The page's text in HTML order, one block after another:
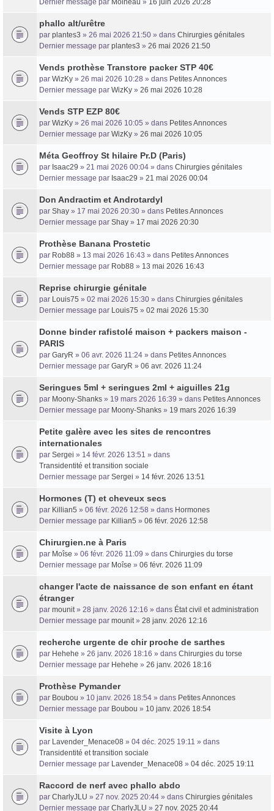
Dernier message par Moineau » 16 juin 2026 20:28
phallo alt/urêtre
par plantes3 » 26 mai 2026 21:50 » dans Chirurgies génitales
Dernier message par plantes3 » 26 mai 2026 21:50
Vends prothèse Transtore packer STP 40€
par WizKy » 26 mai 2026 10:28 » dans Petites Annonces
Dernier message par WizKy » 26 mai 2026 10:28
Vends STP EZP 80€
par WizKy » 26 mai 2026 10:05 » dans Petites Annonces
Dernier message par WizKy » 26 mai 2026 10:05
Méta Geoffroy St hilaire Pr.D (Paris)
par Isaac29 » 21 mai 2026 00:04 » dans Chirurgies génitales
Dernier message par Isaac29 » 21 mai 2026 00:04
Don Andractim et Androtardyl
par Shay » 17 mai 2026 20:30 » dans Petites Annonces
Dernier message par Shay » 17 mai 2026 20:30
Prothèse Banana Prostetic
par Rob88 » 13 mai 2026 16:43 » dans Petites Annonces
Dernier message par Rob88 » 13 mai 2026 16:43
Reprise chirurgie génitale
par Louis75 » 02 mai 2026 15:30 » dans Chirurgies génitales
Dernier message par Louis75 » 02 mai 2026 15:30
Donne binder rafistolé maison + packers maison -
PARIS
par GaryR » 06 avr. 2026 11:24 » dans Petites Annonces
Dernier message par GaryR » 06 avr. 2026 11:24
Seringues 5ml + seringues 2ml + aiguilles 21g
par Moony-Shanks » 19 mars 2026 16:39 » dans Petites Annonces
Dernier message par Moony-Shanks » 19 mars 2026 16:39
Petite galère avec les sites de rencontres
internationales
par Sergei » 14 févr. 2026 13:51 » dans
Transidentité et transition sociale
Dernier message par Sergei » 14 févr. 2026 13:51
Hormones (T) et cheveux secs
par Killian5 » 06 févr. 2026 12:58 » dans Hormones
Dernier message par Killian5 » 06 févr. 2026 12:58
Chirurgien.ne à Paris
par Moîse » 06 févr. 2026 11:09 » dans Chirurgies du torse
Dernier message par Moîse » 06 févr. 2026 11:09
changer l'acte de naissance de son enfant en étant
étranger
par mounit» 28 janv. 2026 12:16 » dans État civil et administration
Dernier message par mounit» 28 janv. 2026 12:16
recherche urgente de chir proche de sarthes
par Hehehe » 26 janv. 2026 18:16 » dans Chirurgies du torse
Dernier message par Hehehe » 26 janv. 2026 18:16
Prothèse Pymander
par Boubou » 10 janv. 2026 18:54 » dans Petites Annonces
Dernier message par Boubou » 10 janv. 2026 18:54
Visite à Lyon
par Lavender_Menace08 » 04 déc. 2025 19:11 » dans
Transidentité et transition sociale
Dernier message par Lavender_Menace08 » 04 déc. 2025 19:11
Raccord de nerf avec phallo abdo
par CharlyJLU » 27 nov. 2025 20:44 » dans Chirurgies génitales
Dernier message par CharlyJLU » 27 nov. 2025 20:44